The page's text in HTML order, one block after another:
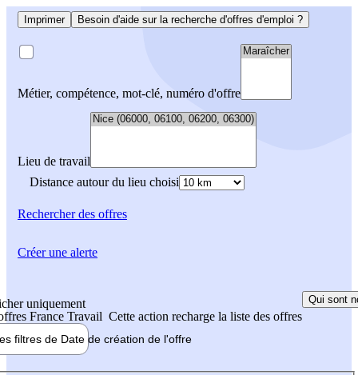
Imprimer Besoin d'aide sur la recherche d'offres d'emploi ?
Métier, compétence, mot-clé, numéro d'offre
Lieu de travail
Distance autour du lieu choisi
Rechercherdes offres
uniquement
France Travail Cette action recharge la liste des offres
Qui sont
filtres de Date de création de l'offre
Créer une alerte